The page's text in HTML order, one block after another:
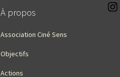
À propos
Association Ciné Sens
Objectifs
Actions